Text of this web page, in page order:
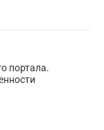
портала.